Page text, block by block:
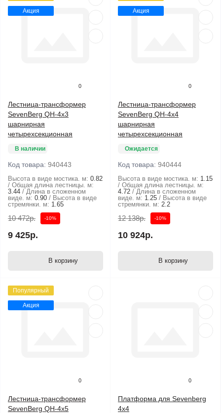
Акция
0
Лестница-трансформер
SevenBerg QH-4х3
шарнирная
четырехсекционная
В наличии
Код товара: 940443
Высота в виде мостика. м: 0.82
Общая длина лестницы. м:
3.44
Длина в сложенном
виде. м: 0.90
Высота в виде
стремянки. м: 1.65
10 472р. -10%
9 425р.
В корзину
Акция
0
Лестница-трансформер
SevenBerg QH-4х4
шарнирная
четырехсекционная
Ожидается
Код товара: 940444
Высота в виде мостика. м: 1.15
Общая длина лестницы. м:
4.72
Длина в сложенном
виде. м: 1.25
Высота в виде
стремянки. м: 2.2
12 138р. -10%
10 924р.
В корзину
Популярный
Акция
0
Лестница-трансформер
SevenBerg QH-4х5
0
Платформа для Sevenberg
4х4